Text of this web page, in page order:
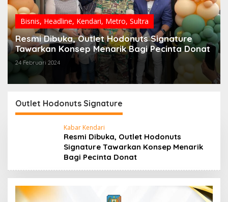
Bisnis, Headline, Kendari, Metro, Sultra
Resmi Dibuka, Outlet Hodonuts Signature
Tawarkan Konsep Menarik Bagi Pecinta Donat
24 Februari 2024
Outlet Hodonuts Signature
Kabar Kendari
Resmi Dibuka, Outlet Hodonuts
Signature Tawarkan Konsep Menarik
Bagi Pecinta Donat